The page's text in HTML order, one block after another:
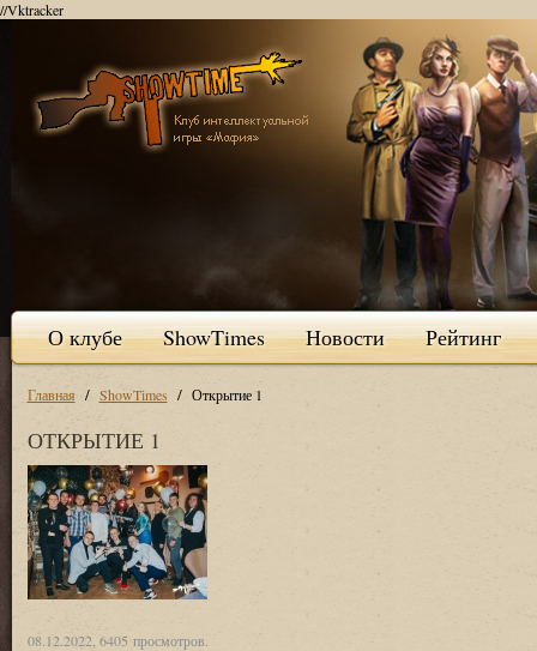
//Vktracker
О клубе ShowTimes Новости Рейтинг
Главная / ShowTimes / Открытие 1
ОТКРЫТИЕ 1
08.12.2022, 6405 просмотров.